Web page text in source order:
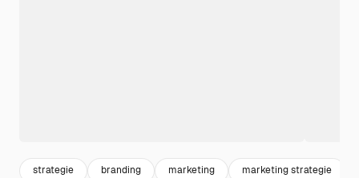
strategie branding marketing marketing strategie